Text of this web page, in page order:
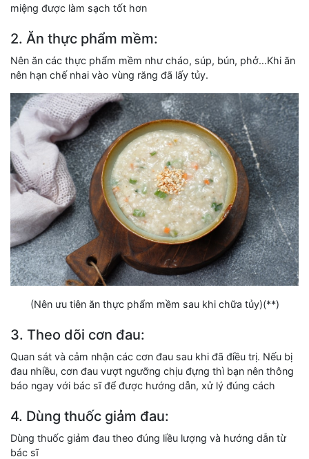
miệng được làm sạch tốt hơn
2. Ăn thực phẩm mềm:
Nên ăn các thực phẩm mềm như cháo, súp, bún, phở…Khi ăn
nên hạn chế nhai vào vùng răng đã lấy tủy.
(Nên ưu tiên ăn thực phẩm mềm sau khi chữa tủy)(**)
3. Theo dõi cơn đau:
Quan sát và cảm nhận các cơn đau sau khi đã điều trị. Nếu bị
đau nhiều, cơn đau vượt ngưỡng chịu đựng thì bạn nên thông
báo ngay với bác sĩ để được hướng dẫn, xử lý đúng cách
4. Dùng thuốc giảm đau:
Dùng thuốc giảm đau theo đúng liều lượng và hướng dẫn từ
bác sĩ